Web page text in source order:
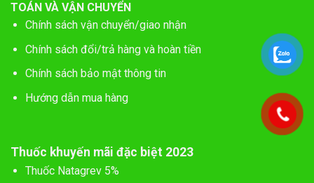
TOÁN VÀ VẬN CHUYỂN
Chính sách vận chuyển/giao nhận
Chính sách đổi/trả hàng và hoàn tiền
Chính sách bảo mật thông tin
Hướng dẫn mua hàng
Thuốc khuyến mãi đặc biệt 2023
Thuốc Natagrev 5%